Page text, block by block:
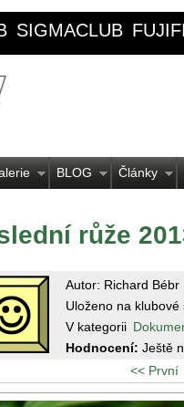
SIGMACLUB
BLOG Články
růže
Autor: Richard Bébr
Uloženo na klubové
V kategorii
Hodnocení: Ještě
<< První